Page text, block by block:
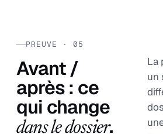
PREUVE · 05
Avant /
après : ce
qui change
dans le dossier.
La
un